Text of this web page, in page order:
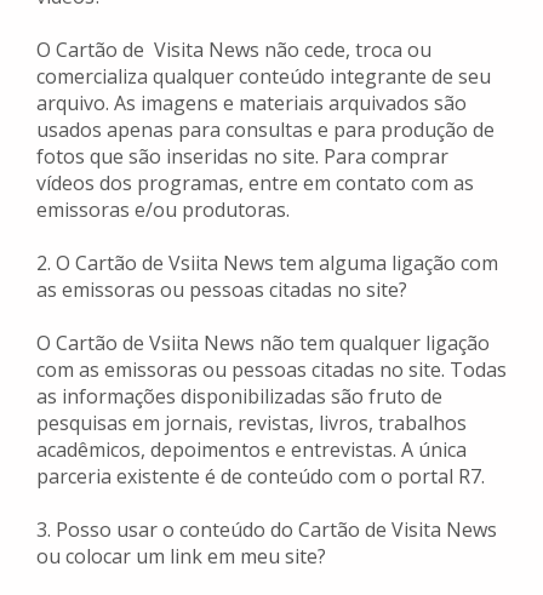
O Cartão de Visita News não cede, troca ou
comercializa qualquer conteúdo integrante de seu
arquivo. As imagens e materiais arquivados são
usados apenas para consultas e para produção de
fotos que são inseridas no site. Para comprar
vídeos dos programas, entre em contato com as
emissoras e/ou produtoras.
2. O Cartão de Vsiita News tem alguma ligação com
as emissoras ou pessoas citadas no site?
O Cartão de Vsiita News não tem qualquer ligação
com as emissoras ou pessoas citadas no site. Todas
as informações disponibilizadas são fruto de
pesquisas em jornais, revistas, livros, trabalhos
acadêmicos, depoimentos e entrevistas. A única
parceria existente é de conteúdo com o portal R7.
3. Posso usar o conteúdo do Cartão de Visita News
ou colocar um link em meu site?